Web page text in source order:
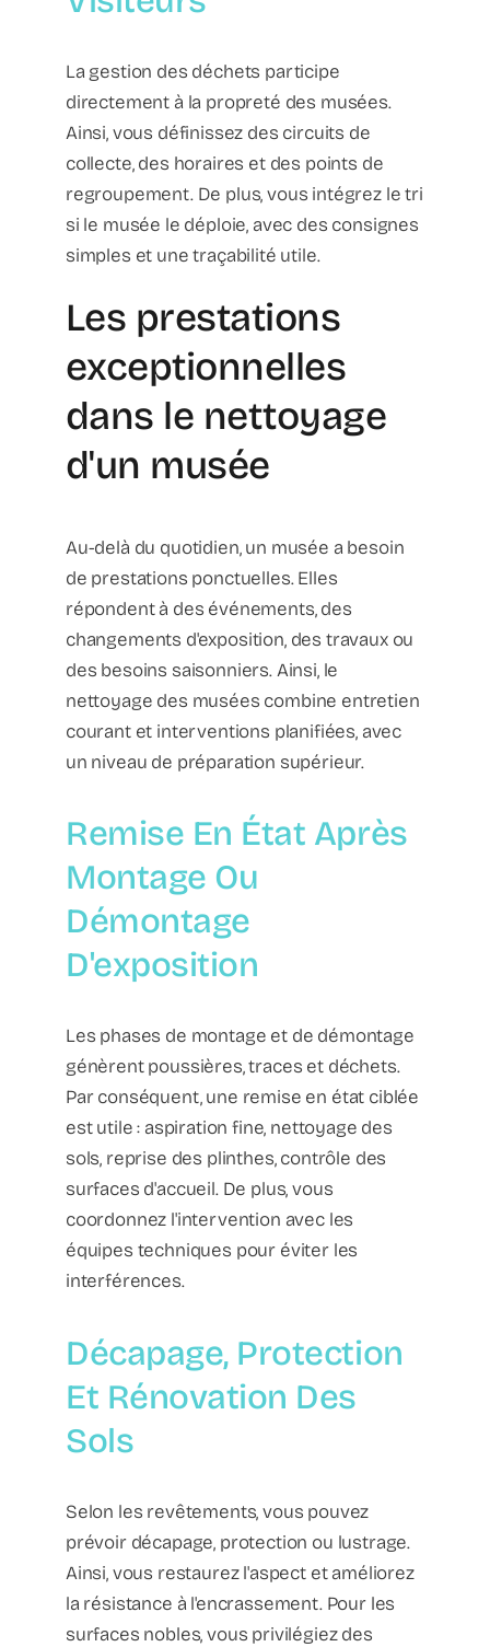
La gestion des déchets participe
directement à la propreté des musées.
Ainsi, vous définissez des circuits de
collecte, des horaires et des points de
regroupement. De plus, vous intégrez le tri
si le musée le déploie, avec des consignes
simples et une traçabilité utile.
Les prestations
exceptionnelles
dans le nettoyage
d'un musée
Au-delà du quotidien, un musée a besoin
de prestations ponctuelles. Elles
répondent à des événements, des
changements d'exposition, des travaux ou
des besoins saisonniers. Ainsi, le
nettoyage des musées combine entretien
courant et interventions planifiées, avec
un niveau de préparation supérieur.
Remise En État Après
Montage Ou
Démontage
D'exposition
Les phases de montage et de démontage
génèrent poussières, traces et déchets.
Par conséquent, une remise en état ciblée
est utile : aspiration fine, nettoyage des
sols, reprise des plinthes, contrôle des
surfaces d'accueil. De plus, vous
coordonnez l'intervention avec les
équipes techniques pour éviter les
interférences.
Décapage, Protection
Et Rénovation Des
Sols
Selon les revêtements, vous pouvez
prévoir décapage, protection ou lustrage.
Ainsi, vous restaurez l'aspect et améliorez
la résistance à l'encrassement. Pour les
surfaces nobles, vous privilégiez des